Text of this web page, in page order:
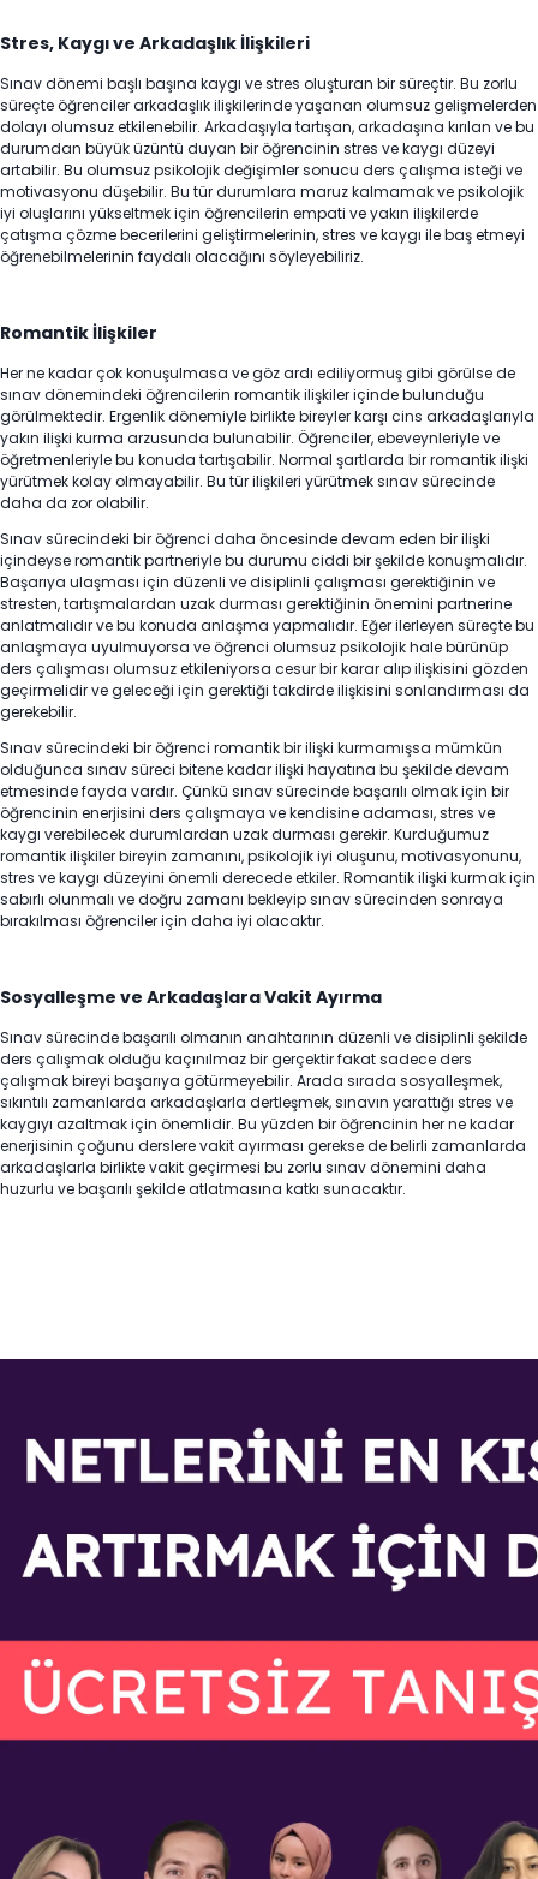
Stres, Kaygı ve Arkadaşlık İlişkileri
Sınav dönemi başlı başına kaygı ve stres oluşturan bir süreçtir. Bu zorlu
süreçte öğrenciler arkadaşlık ilişkilerinde yaşanan olumsuz gelişmelerden
dolayı olumsuz etkilenebilir. Arkadaşıyla tartışan, arkadaşına kırılan ve bu
durumdan büyük üzüntü duyan bir öğrencinin stres ve kaygı düzeyi
artabilir. Bu olumsuz psikolojik değişimler sonucu ders çalışma isteği ve
motivasyonu düşebilir. Bu tür durumlara maruz kalmamak ve psikolojik
iyi oluşlarını yükseltmek için öğrencilerin empati ve yakın ilişkilerde
çatışma çözme becerilerini geliştirmelerinin, stres ve kaygı ile baş etmeyi
öğrenebilmelerinin faydalı olacağını söyleyebiliriz.
Romantik İlişkiler
Her ne kadar çok konuşulmasa ve göz ardı ediliyormuş gibi görülse de
sınav dönemindeki öğrencilerin romantik ilişkiler içinde bulunduğu
görülmektedir. Ergenlik dönemiyle birlikte bireyler karşı cins arkadaşlarıyla
yakın ilişki kurma arzusunda bulunabilir. Öğrenciler, ebeveynleriyle ve
öğretmenleriyle bu konuda tartışabilir. Normal şartlarda bir romantik ilişki
yürütmek kolay olmayabilir. Bu tür ilişkileri yürütmek sınav sürecinde
daha da zor olabilir.
Sınav sürecindeki bir öğrenci daha öncesinde devam eden bir ilişki
içindeyse romantik partneriyle bu durumu ciddi bir şekilde konuşmalıdır.
Başarıya ulaşması için düzenli ve disiplinli çalışması gerektiğinin ve
stresten, tartışmalardan uzak durması gerektiğinin önemini partnerine
anlatmalıdır ve bu konuda anlaşma yapmalıdır. Eğer ilerleyen süreçte bu
anlaşmaya uyulmuyorsa ve öğrenci olumsuz psikolojik hale bürünüp
ders çalışması olumsuz etkileniyorsa cesur bir karar alıp ilişkisini gözden
geçirmelidir ve geleceği için gerektiği takdirde ilişkisini sonlandırması da
gerekebilir.
Sınav sürecindeki bir öğrenci romantik bir ilişki kurmamışsa mümkün
olduğunca sınav süreci bitene kadar ilişki hayatına bu şekilde devam
etmesinde fayda vardır. Çünkü sınav sürecinde başarılı olmak için bir
öğrencinin enerjisini ders çalışmaya ve kendisine adaması, stres ve
kaygı verebilecek durumlardan uzak durması gerekir. Kurduğumuz
romantik ilişkiler bireyin zamanını, psikolojik iyi oluşunu, motivasyonunu,
stres ve kaygı düzeyini önemli derecede etkiler. Romantik ilişki kurmak için
sabırlı olunmalı ve doğru zamanı bekleyip sınav sürecinden sonraya
bırakılması öğrenciler için daha iyi olacaktır.
Sosyalleşme ve Arkadaşlara Vakit Ayırma
Sınav sürecinde başarılı olmanın anahtarının düzenli ve disiplinli şekilde
ders çalışmak olduğu kaçınılmaz bir gerçektir fakat sadece ders
çalışmak bireyi başarıya götürmeyebilir. Arada sırada sosyalleşmek,
sıkıntılı zamanlarda arkadaşlarla dertleşmek, sınavın yarattığı stres ve
kaygıyı azaltmak için önemlidir. Bu yüzden bir öğrencinin her ne kadar
enerjisinin çoğunu derslere vakit ayırması gerekse de belirli zamanlarda
arkadaşlarla birlikte vakit geçirmesi bu zorlu sınav dönemini daha
huzurlu ve başarılı şekilde atlatmasına katkı sunacaktır.